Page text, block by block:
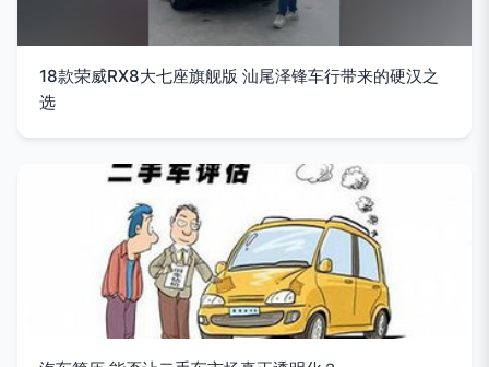
18款荣威RX8大七座旗舰版 汕尾泽锋车行带来的硬汉之
选